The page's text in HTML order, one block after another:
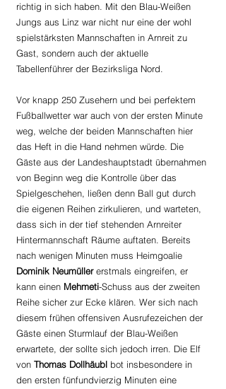
richtig in sich haben. Mit den Blau-Weißen
Jungs aus Linz war nicht nur eine der wohl
spielstärksten Mannschaften in Arnreit zu
Gast, sondern auch der aktuelle
Tabellenführer der Bezirksliga Nord.
Vor knapp 250 Zusehern und bei perfektem
Fußballwetter war auch von der ersten Minute
weg, welche der beiden Mannschaften hier
das Heft in die Hand nehmen würde. Die
Gäste aus der Landeshauptstadt übernahmen
von Beginn weg die Kontrolle über das
Spielgeschehen, ließen denn Ball gut durch
die eigenen Reihen zirkulieren, und warteten,
dass sich in der tief stehenden Arnreiter
Hintermannschaft Räume auftaten. Bereits
nach wenigen Minuten muss Heimgoalie
Dominik Neumüller erstmals eingreifen, er
kann einen Mehmeti-Schuss aus der zweiten
Reihe sicher zur Ecke klären. Wer sich nach
diesem frühen offensiven Ausrufezeichen der
Gäste einen Sturmlauf der Blau-Weißen
erwartete, der sollte sich jedoch irren. Die Elf
von Thomas Dollhäubl bot insbesondere in
den ersten fünfundvierzig Minuten eine